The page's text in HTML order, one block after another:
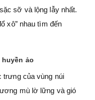
sỡ và lộng lẫy nhất.
xô” nhau tìm đến
ảo
trưng của vùng núi
mù lờ lững và gió